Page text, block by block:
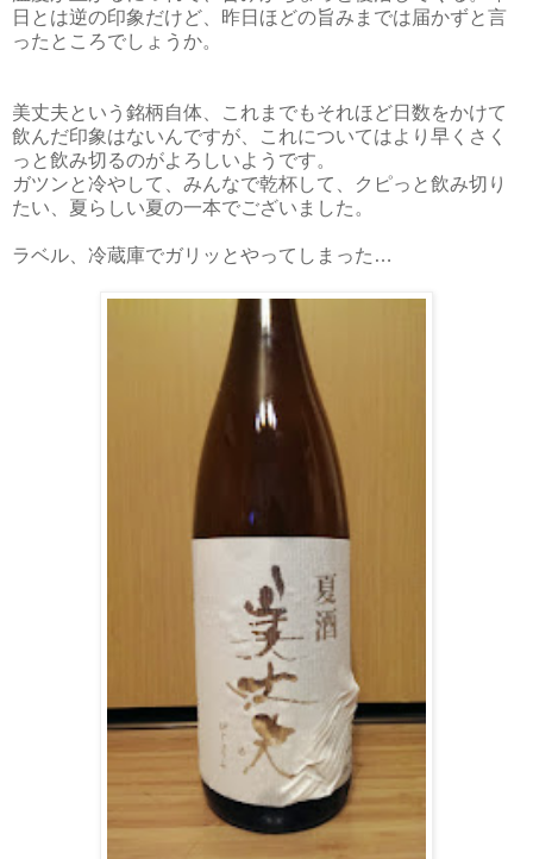
日とは逆の印象だけど、昨日ほどの旨みまでは届かずと言
ったところでしょうか。
美丈夫という銘柄自体、これまでもそれほど日数をかけて
飲んだ印象はないんですが、これについてはより早くさく
っと飲み切るのがよろしいようです。
ガツンと冷やして、みんなで乾杯して、クピっと飲み切り
たい、夏らしい夏の一本でございました。
ラベル、冷蔵庫でガリッとやってしまった…